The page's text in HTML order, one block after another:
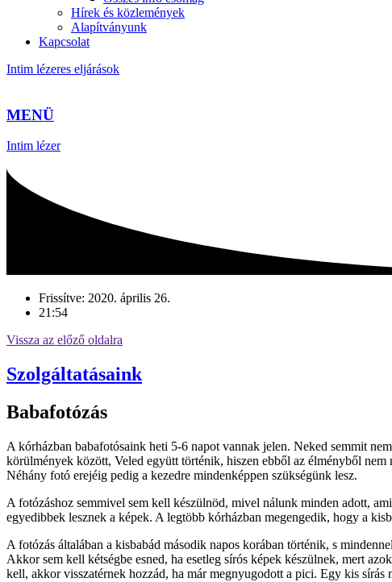
Hírek és közlemények
Alapítványunk
Kapcsolat
Intim lézeres eljárások
MENÜ
Intim lézer
Frissítve: 2020. április 26.
21:54
Vissza az előző oldalra
Szolgáltatásaink
Babafotózás
A kórházban babafotósaink heti 5-6 napot vannak jelen. Neked semmit
körülmények között, Veled együtt történik, hiszen ebből az élményből nem
Néhány fotó erejéig pedig a kezedre mindenképpen szükségünk lesz.
A fotózáshoz semmivel sem kell készülnöd, mivel nálunk minden adott,
egyedibbek lesznek a képek. A legtöbb kórházban megengedik, hogy a
A fotózás általában a kisbabád második napos korában történik, s
Akkor sem kell kétségbe esned, ha esetleg sírós képek készülnek, mert
kell, akkor visszatérnek hozzád, ha már megnyugodott a pici. Egy kis sírás